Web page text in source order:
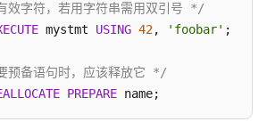
效字符，若用字符串需用双引号 */
mystmt USING 42, 'foobar' ;
预备语句时，应该释放它 */
PREPARE name;